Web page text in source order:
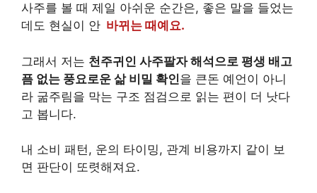
사주를 볼 때 제일 아쉬운 순간은, 좋은 말을 들었는
데도 현실이 안 바뀌는 때예요.
그래서 저는 천주귀인 사주팔자 해석으로 평생 배고
픔 없는 풍요로운 삶 비밀 확인을 큰돈 예언이 아니
라 굶주림을 막는 구조 점검으로 읽는 편이 더 낫다
고 봅니다.
내 소비 패턴, 운의 타이밍, 관계 비용까지 같이 보
면 판단이 또렷해져요.